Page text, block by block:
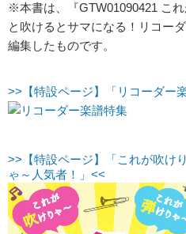
※本書は、『GTW01090421 こ
と吹けるとサマになる！リコー
編集したものです。
>>【特設ページ】「リコーダー
>>【特設ページ】「これが吹け
ゃ～人気者！」<<